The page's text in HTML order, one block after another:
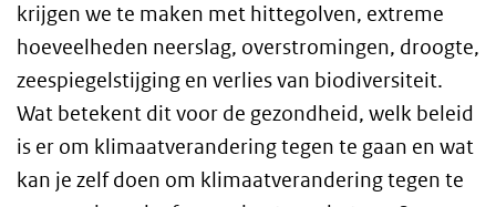
krijgen we te maken met hittegolven, extreme
hoeveelheden neerslag, overstromingen, droogte,
zeespiegelstijging en verlies van biodiversiteit.
Wat betekent dit voor de gezondheid, welk beleid
is er om klimaatverandering tegen te gaan en wat
kan je zelf doen om klimaatverandering tegen te